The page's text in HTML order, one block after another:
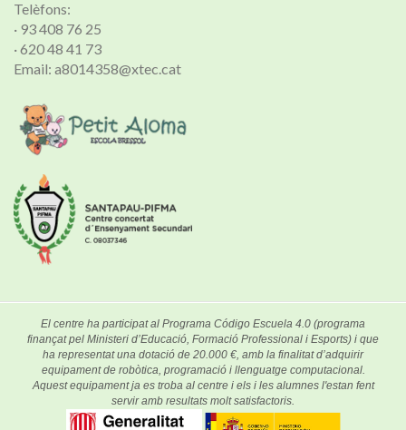
Telèfons:
· 93 408 76 25
· 620 48 41 73
Email: a8014358@xtec.cat
El centre ha participat al Programa Código Escuela 4.0 (programa
finançat pel Ministeri d’Educació, Formació Professional i Esports) i que
ha representat una dotació de 20.000 €, amb la finalitat d’adquirir
equipament de robòtica, programació i llenguatge computacional.
Aquest equipament ja es troba al centre i els i les alumnes l'estan fent
servir amb resultats molt satisfactoris.